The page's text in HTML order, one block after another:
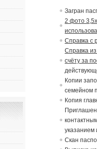
Загран
2 фото
Справка с
Справка
счёту за
Копии
семейном
Копия
указанием
Скан